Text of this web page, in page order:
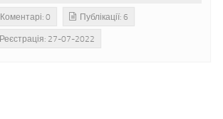
Коментарі: 0 Публікації: 6
Реєстрація: 27-07-2022